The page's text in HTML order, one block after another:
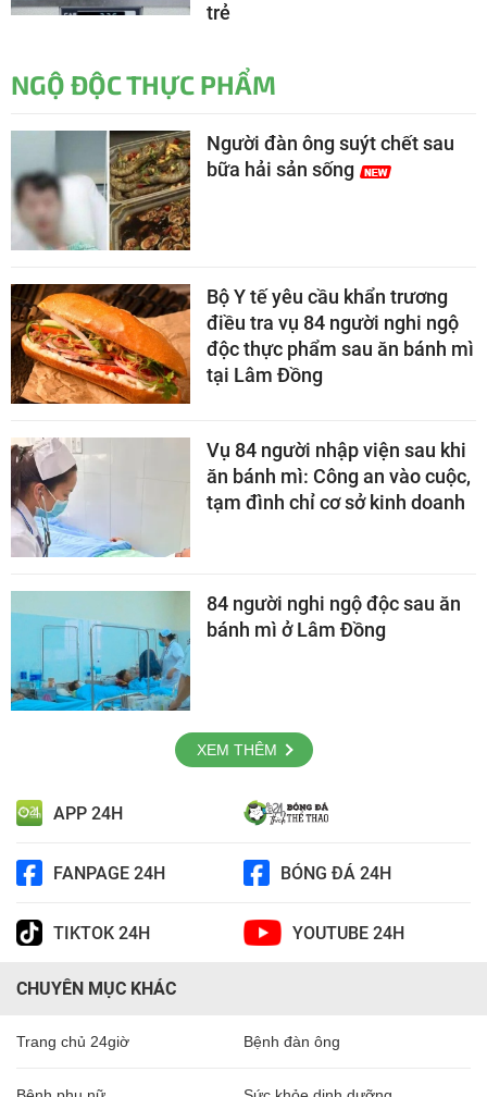
trẻ
NGỘ ĐỘC THỰC PHẨM
Người đàn ông suýt chết sau
bữa hải sản sống
Bộ Y tế yêu cầu khẩn trương
điều tra vụ 84 người nghi ngộ
độc thực phẩm sau ăn bánh mì
tại Lâm Đồng
Vụ 84 người nhập viện sau khi
ăn bánh mì: Công an vào cuộc,
tạm đình chỉ cơ sở kinh doanh
84 người nghi ngộ độc sau ăn
bánh mì ở Lâm Đồng
XEM THÊM
APP 24H
FANPAGE 24H BÓNG ĐÁ 24H
TIKTOK 24H YOUTUBE 24H
CHUYÊN MỤC KHÁC
Trang chủ 24giờ Bệnh đàn ông